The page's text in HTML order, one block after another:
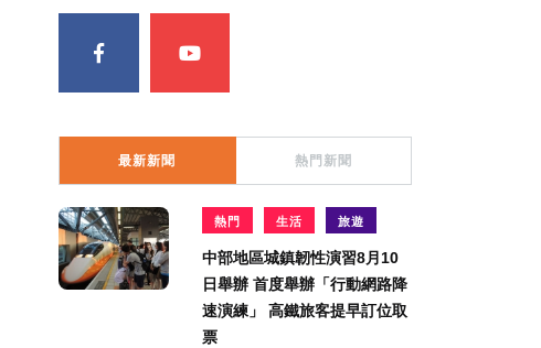
最新新聞 熱門新聞
熱門 生活 旅遊
中部地區城鎮韌性演習8月10
日舉辦 首度舉辦「行動網路降
速演練」 高鐵旅客提早訂位取
票